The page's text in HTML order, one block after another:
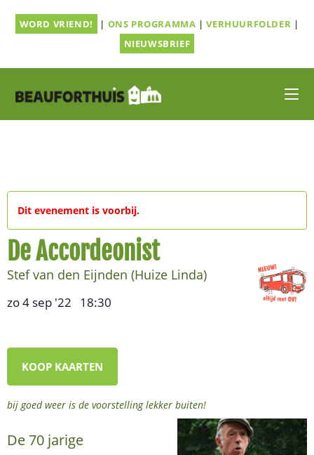
naarWORD VRIEND! | ONS PROGRAMMA |VERHUURFOLDER |
NIEUWSBRIEF
Dit evenement is voorbij.
De Accordeonist
Stef van den Eijnden (Huize Linda)
zo 4 sep '22 18:30
KOOP KAARTEN
bij goed weer is de voorstelling lekker buiten!
De 70 jarige